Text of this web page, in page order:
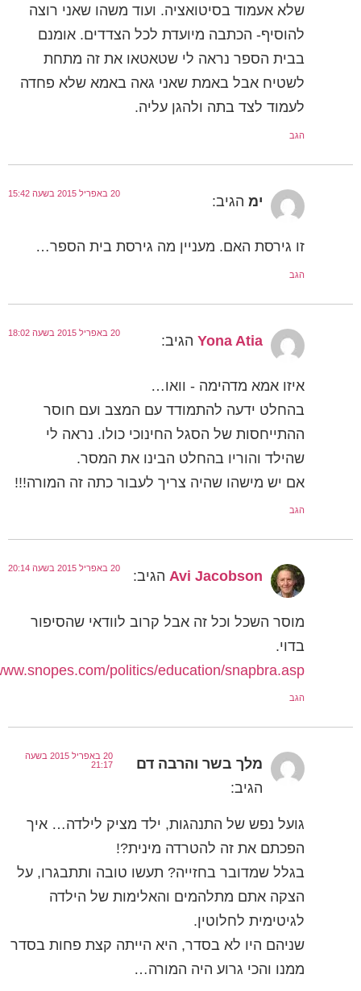
שלא אעמוד בסיטואציה. ועוד משהו שאני רוצה
להוסיף- הכתבה מיועדת לכל הצדדים. אומנם
בבית הספר נראה לי שטאטאו את זה מתחת
לשטיח אבל באמת שאני גאה באמא שלא פחדה
לעמוד לצד בתה ולהגן עליה.
ימ הגיב:
זו גירסת האם. מעניין מה גירסת בית הספר…
Yona Atia הגיב:
איזו אמא מדהימה - וואו…
בהחלט ידעה להתמודד עם המצב ועם חוסר
ההתייחסות של הסגל החינוכי כולו. נראה לי
שהילד והוריו בהחלט הבינו את המסר.
אם יש מישהו שהיה צריך לעבור כתה זה המורה!!!
Avi Jacobson הגיב:
מוסר השכל וכל זה אבל קרוב לוודאי שהסיפור
https://www.snopes.com/politics/education/snapbra.asp
מלך בשר והרבה דם
20 באפריל 2015 בשעה
21:17
גועל נפש של התנהגות, ילד מציק לילדה… איך
הפכתם את זה להטרדה מינית?!
בגלל שמדובר בחזייה? תעשו טובה ותתבגרו, על
הצקה אתם מתלהמים והאלימות של הילדה
לגיטימית לחלוטין.
שניהם היו לא בסדר, היא הייתה קצת פחות בסדר
ממנו והכי גרוע היה המורה…